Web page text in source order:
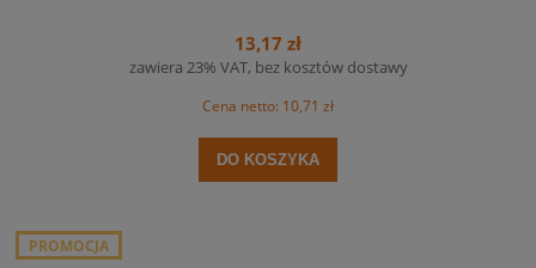
13,17 zł
zawiera 23% VAT, bez kosztów dostawy
Cena netto: 10,71 zł
DO KOSZYKA
PROMOCJA